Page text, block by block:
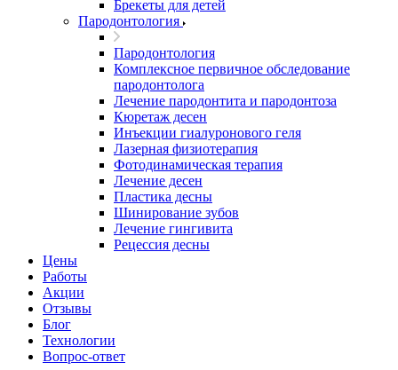
Брекеты для детей
Пародонтология
Пародонтология
Комплексное первичное обследование
пародонтолога
Лечение пародонтита и пародонтоза
Кюретаж десен
Инъекции гиалуронового геля
Лазерная физиотерапия
Фотодинамическая терапия
Лечение десен
Пластика десны
Шинирование зубов
Лечение гингивита
Рецессия десны
Цены
Работы
Акции
Отзывы
Блог
Технологии
Вопрос-ответ